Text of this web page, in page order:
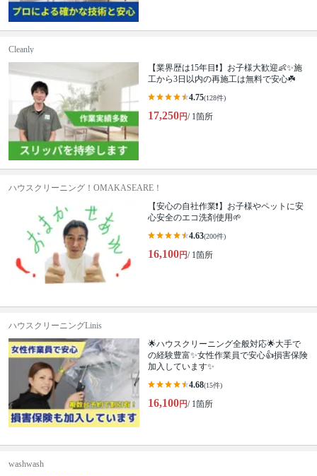
Cleanly
【業界歴は15年目❗️】お子様大歓迎👶✨施
工から3日以内の再施工は無料で安心☘️
4.75(128件)
17,250円/ 1箇所
ハウスクリーニング！OMAKASEARE！
【安心の自社作業❗️】お子様やペットに安
心安全のエコ洗剤使用🌱
4.63(200件)
16,100円/ 1箇所
ハウスクリーニングLinis
🌟ハウスクリーニング全般対応🌟大手で
の経験豊富✨女性作業員で安心👍損害保険
加入しています✨
4.68(15件)
16,100円/ 1箇所
washwash